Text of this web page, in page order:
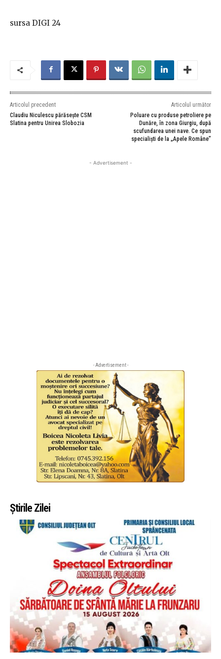
sursa DIGI 24
Articolul precedent
Claudiu Niculescu părăsește CSM
Slatina pentru Unirea Slobozia
Articolul următor
Poluare cu produse petroliere pe
Dunăre, în zona Giurgiu, după
scufundarea unei nave. Ce spun
specialişti de la „Apele Române”
- Advertisement -
- Advertisement -
Știrile Zilei